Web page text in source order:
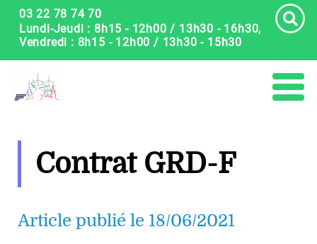
03 22 78 74 70
Lundi-Jeudi : 8h15 - 12h00 / 13h30 - 16h30,
Vendredi : 8h15 - 12h00 / 13h30 - 15h30
Contrat GRD-F
Article publié le 18/06/2021
Panneau de gestion des cookies